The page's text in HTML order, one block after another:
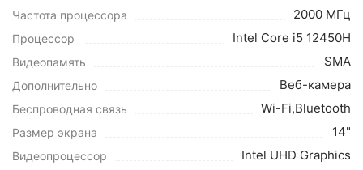
Частота процессора 2000 МГц
Процессор Intel Core i5 12450H
Видеопамять SMA
Дополнительно Веб-камера
Беспроводная связь Wi-Fi,Bluetooth
Размер экрана 14"
Видеопроцессор Intel UHD Graphics